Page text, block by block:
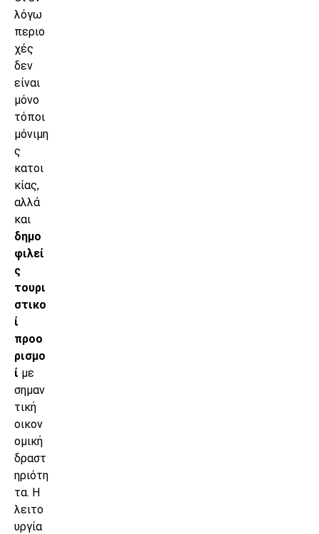
λόγω
περιο
χές
δεν
είναι
μόνο
τόποι
μόνιμη
ς
κατοι
κίας,
αλλά
και
δημο
φιλεί
ς
τουρι
στικο
ί
προο
ρισμο
ί με
σημαν
τική
οικον
ομική
δραστ
ηριότη
τα. Η
λειτο
υργία